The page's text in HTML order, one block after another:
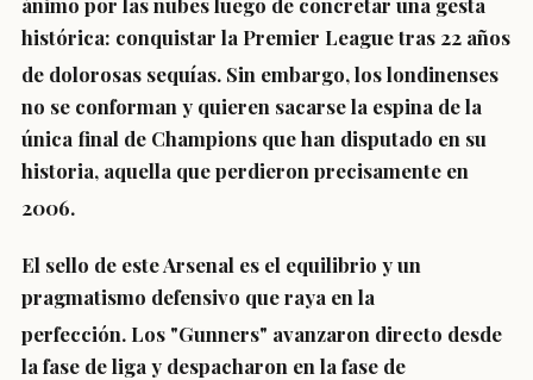
histórica: conquistar la Premier League tras 22 años
de dolorosas sequías. Sin embargo, los londinenses
no se conforman y quieren sacarse la espina de la
única final de Champions que han disputado en su
historia, aquella que perdieron precisamente en
2006.
El sello de este Arsenal es el equilibrio y un
pragmatismo defensivo que raya en la
perfección. Los "Gunners" avanzaron directo desde
la fase de liga y despacharon en la fase de